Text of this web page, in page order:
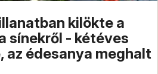
kilökte a
sínekről - kétéves
az édesanya meghalt